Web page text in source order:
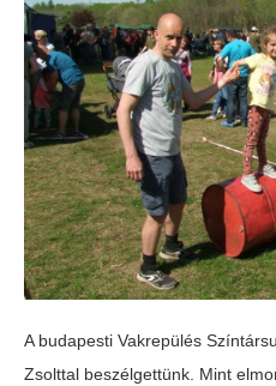
A budapesti Vakrepülés
Zsolttal beszélgettünk. Mint